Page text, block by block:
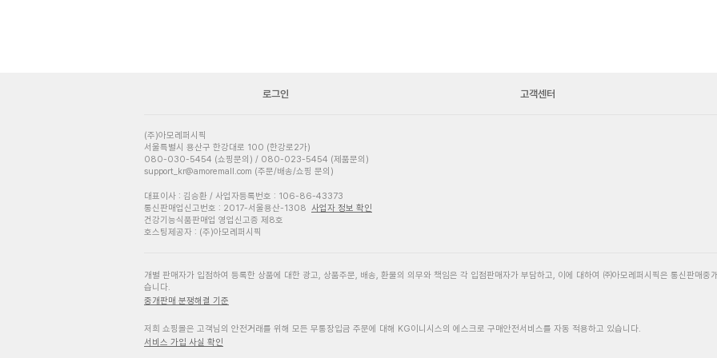
로그인 고객센터
(주)아모레퍼시픽
서울특별시 용산구 한강대로 100 (한강로2가)
080-030-5454 (쇼핑문의) / 080-023-5454 (제품문의)
support_kr@amoremall.com (주문/배송/쇼핑 문의)
대표이사 : 김승환 / 사업자등록번호 : 106-86-43373
통신판매업신고번호 : 2017-서울용산-1308 사업자 정보 확인
건강기능식품판매업 영업신고증 제8호
호스팅제공자 : (주)아모레퍼시픽
개별 판매자가 입점하여 등록한 상품에 대한 광고, 상품주문, 배송, 환불의 의무와 책임은 각 입점판매자가 부담하고, 이에 대하여 ㈜아모레퍼시픽은 통신판매중
습니다.
중개판매 분쟁해결 기준
저희 쇼핑몰은 고객님의 안전거래를 위해 모든 무통장입금 주문에 대해 KG이니시스의 에스크로 구매안전서비스를 자동 적용하고 있습니다.
서비스 가입 사실 확인